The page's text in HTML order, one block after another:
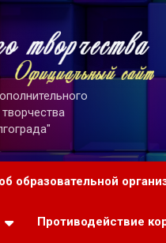
образовательной
Противодействие